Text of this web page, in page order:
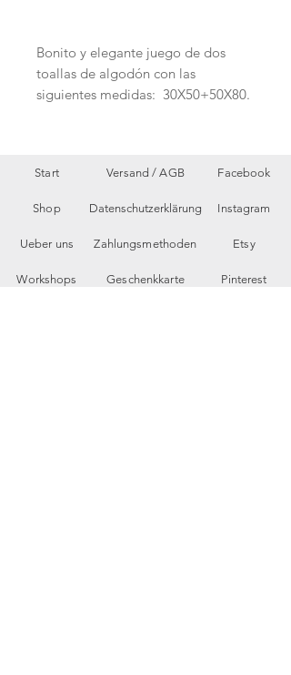
Bonito y elegante juego de dos
toallas de algodón con las
siguientes medidas: 30X50+50X80.
Start
Shop
Ueber uns
Workshops
Versand /AGB
Datenschutzerklärung
Zahlungsmethoden
Geschenkkarte
Facebook
Instagram
Etsy
Pinterest